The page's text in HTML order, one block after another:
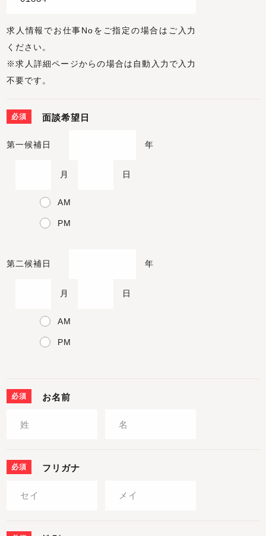
求人情報でお仕事Noをご指定の場合はご入力
ください。
※求人詳細ページからの場合は自動入力で入力
不要です。
必須 面談希望日
第一候補日 年
月 日
AM
PM
第二候補日 年
月 日
AM
PM
必須 お名前
必須 フリガナ